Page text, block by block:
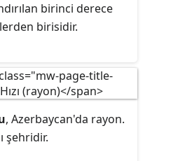
birinci derece
birisidir.
, Azerbaycan'da rayon.
şehridir.